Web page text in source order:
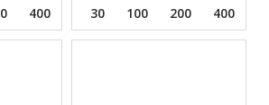
400 800 1500 3000
30
100 200 400